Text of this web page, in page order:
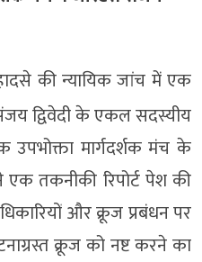
की न्यायिक जांच में एक
द्विवेदी के एकल सदस्यीय
मार्गदर्शक मंच के
एक तकनीकी रिपोर्ट पेश की
और क्रूज प्रबंधन पर
क्रूज को नष्ट करने का